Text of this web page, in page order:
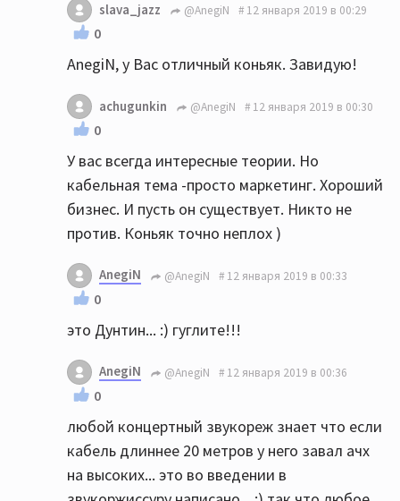
slava_jazz @AnegiN 12 января 2019 в 00:29
0
AnegiN, у Вас отличный коньяк. Завидую!
achugunkin @AnegiN 12 января 2019 в 00:30
0
У вас всегда интересные теории. Но
кабельная тема -просто маркетинг. Хороший
бизнес. И пусть он существует. Никто не
против. Коньяк точно неплох )
AnegiN @AnegiN 12 января 2019 в 00:33
0
это Дунтин... :) гуглите!!!
AnegiN @AnegiN 12 января 2019 в 00:36
0
любой концертный звукореж знает что если
кабель длиннее 20 метров у него завал ачх
на высоких... это во введении в